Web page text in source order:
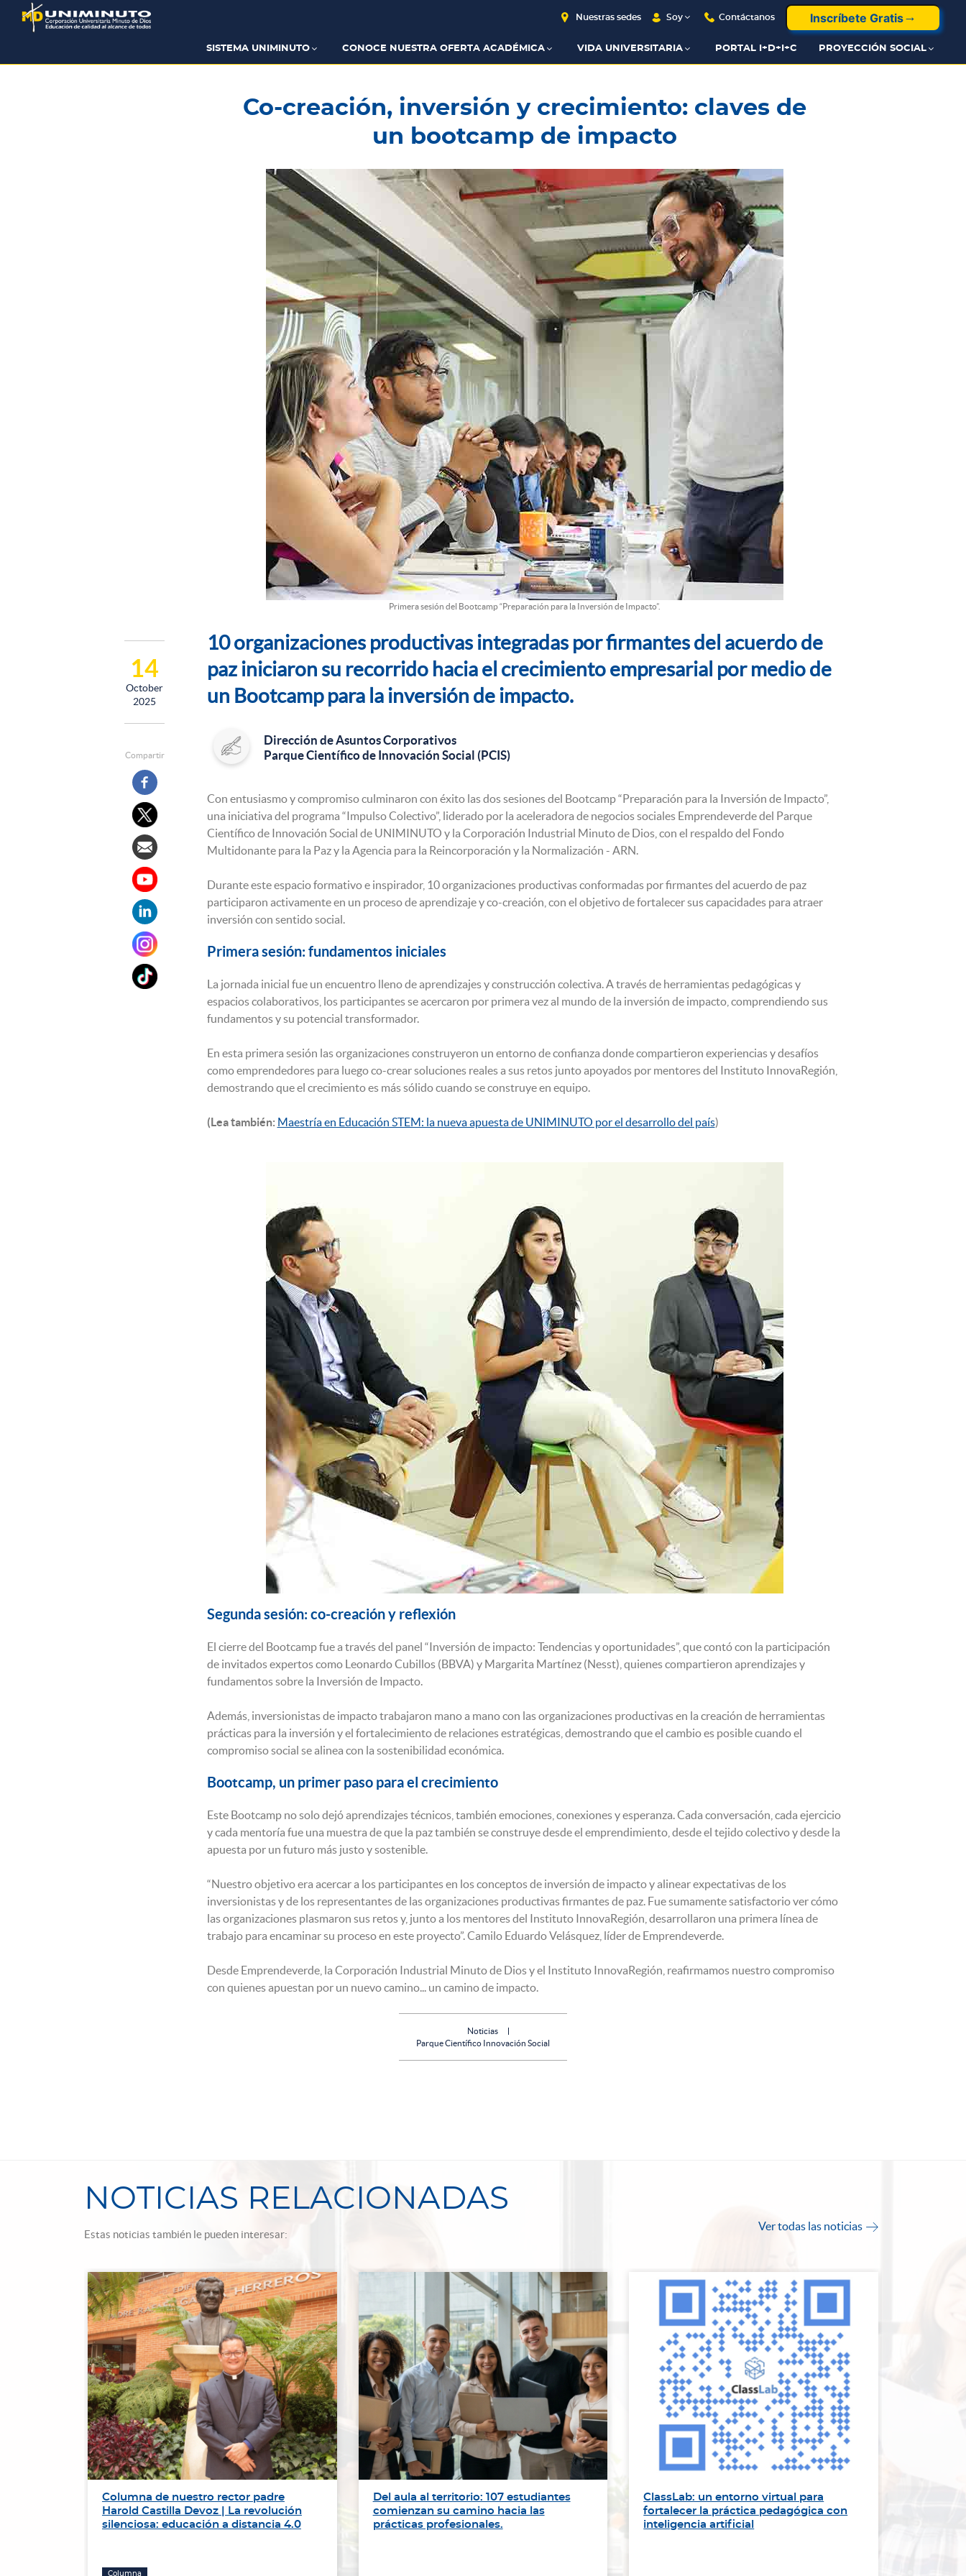
contenido
Nuestras sedes Soy Contáctanos Inscríbete Gratis
SISTEMA UNIMINUTO CONOCE NUESTRA OFERTA ACADÉMICA VIDA UNIVERSITARIA PORTAL I+D+I+C PROYECCIÓN SOCIAL
Co-creación, inversión y crecimiento: claves de
un bootcamp de impacto
Primera sesión del Bootcamp “Preparación para la Inversión de Impacto”.
10 organizaciones productivas integradas por firmantes del acuerdo de
paz iniciaron su recorrido hacia el crecimiento empresarial por medio de
un Bootcamp para la inversión de impacto.
Dirección de Asuntos Corporativos
Parque Científico de Innovación Social (PCIS)
Con entusiasmo y compromiso culminaron con éxito las dos sesiones del Bootcamp “Preparación para la Inversión de Impacto”,
una iniciativa del programa “Impulso Colectivo”, liderado por la aceleradora de negocios sociales Emprendeverde del Parque
Científico de Innovación Social de UNIMINUTO y la Corporación Industrial Minuto de Dios, con el respaldo del Fondo
Multidonante para la Paz y la Agencia para la Reincorporación y la Normalización - ARN.
Durante este espacio formativo e inspirador, 10 organizaciones productivas conformadas por firmantes del acuerdo de paz
participaron activamente en un proceso de aprendizaje y co-creación, con el objetivo de fortalecer sus capacidades para atraer
inversión con sentido social.
Primera sesión: fundamentos iniciales
La jornada inicial fue un encuentro lleno de aprendizajes y construcción colectiva. A través de herramientas pedagógicas y
espacios colaborativos, los participantes se acercaron por primera vez al mundo de la inversión de impacto, comprendiendo sus
fundamentos y su potencial transformador.
En esta primera sesión las organizaciones construyeron un entorno de confianza donde compartieron experiencias y desafíos
como emprendedores para luego co-crear soluciones reales a sus retos junto apoyados por mentores del Instituto InnovaRegión,
demostrando que el crecimiento es más sólido cuando se construye en equipo.
(Lea también: Maestría en Educación STEM: la nueva apuesta de UNIMINUTO por el desarrollo del país)
Segunda sesión: co-creación y reflexión
El cierre del Bootcamp fue a través del panel “Inversión de impacto: Tendencias y oportunidades”, que contó con la participación
de invitados expertos como Leonardo Cubillos (BBVA) y Margarita Martínez (Nesst), quienes compartieron aprendizajes y
fundamentos sobre la Inversión de Impacto.
Además, inversionistas de impacto trabajaron mano a mano con las organizaciones productivas en la creación de herramientas
prácticas para la inversión y el fortalecimiento de relaciones estratégicas, demostrando que el cambio es posible cuando el
compromiso social se alinea con la sostenibilidad económica.
Bootcamp, un primer paso para el crecimiento
Este Bootcamp no solo dejó aprendizajes técnicos, también emociones, conexiones y esperanza. Cada conversación, cada ejercicio
y cada mentoría fue una muestra de que la paz también se construye desde el emprendimiento, desde el tejido colectivo y desde la
apuesta por un futuro más justo y sostenible.
“Nuestro objetivo era acercar a los participantes en los conceptos de inversión de impacto y alinear expectativas de los
inversionistas y de los representantes de las organizaciones productivas firmantes de paz. Fue sumamente satisfactorio ver cómo
las organizaciones plasmaron sus retos y, junto a los mentores del Instituto InnovaRegión, desarrollaron una primera línea de
trabajo para encaminar su proceso en este proyecto”. Camilo Eduardo Velásquez, líder de Emprendeverde.
Desde Emprendeverde, la Corporación Industrial Minuto de Dios y el Instituto InnovaRegión, reafirmamos nuestro compromiso
con quienes apuestan por un nuevo camino... un camino de impacto.
14
October
2025
Compartir
Noticias
Parque Científico Innovación Social
NOTICIAS RELACIONADAS
Estas noticias también le pueden interesar:
Ver todas las noticias 
Columna de nuestro rector padre
Harold Castilla Devoz | La revolución
silenciosa: educación a distancia 4.0
Columna
Del aula al territorio: 107 estudiantes
comienzan su camino hacia las
prácticas profesionales.
ClassLab: un entorno virtual para
fortalecer la práctica pedagógica con
inteligencia artificial